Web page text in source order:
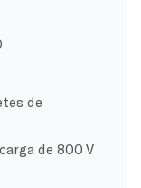
de
de 800 V